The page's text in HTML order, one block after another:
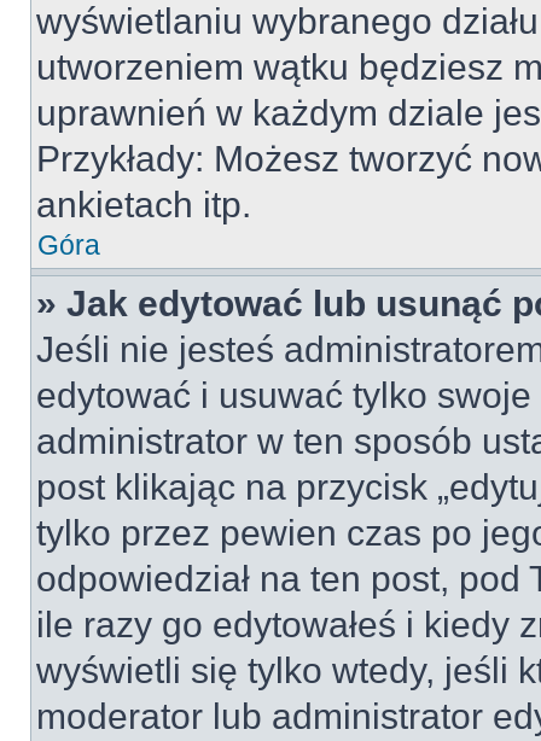
wyświetlaniu wybranego
utworzeniem wątku będziesz
uprawnień w każdym dziale
Przykłady: Możesz tworzyć
ankietach itp.
Góra
» Jak edytować lub usunąć
Jeśli nie jesteś
edytować i usuwać tylko
administrator w ten sposób
post klikając na przycisk
tylko przez pewien czas po
odpowiedział na ten post,
ile razy go edytowałeś i kiedy
wyświetli się tylko wtedy, jeśli
moderator lub administrator